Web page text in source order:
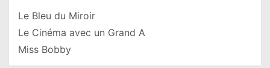
Le Bleu du Miroir
Le Cinéma avec un Grand A
Miss Bobby